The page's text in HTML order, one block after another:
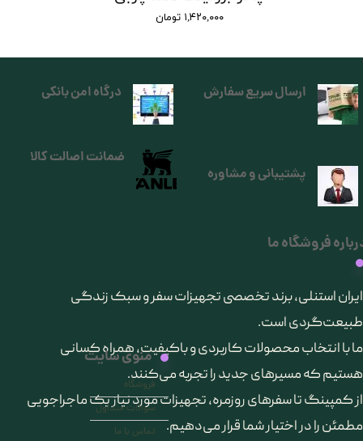
۱,۴۲۰,۰۰۰ تومان
ارسال سریع سفارش
فروشگاه ما
​ایران استنلی، برند تخصصی تجهیزات سفر و سبک زندگی
طبیعت‌گردی است.
ما با انتخاب محصولات کاربردی و باکیفیت، همراه کسانی
هستیم که مسیرهای جدید را تجربه می‌کنند.
از کمپینگ تا سفرهای روزمره، تجهیزات مورد نیاز یک ماجراجویی
مطمئن را در اختیار شما قرار می‌دهیم.
منوی سایت
فروشگاه
سوالات متداول
تماس با ما
درگاه امن بانکی
پشتیبانی و مشاوره
ضمانت اصالت کالا